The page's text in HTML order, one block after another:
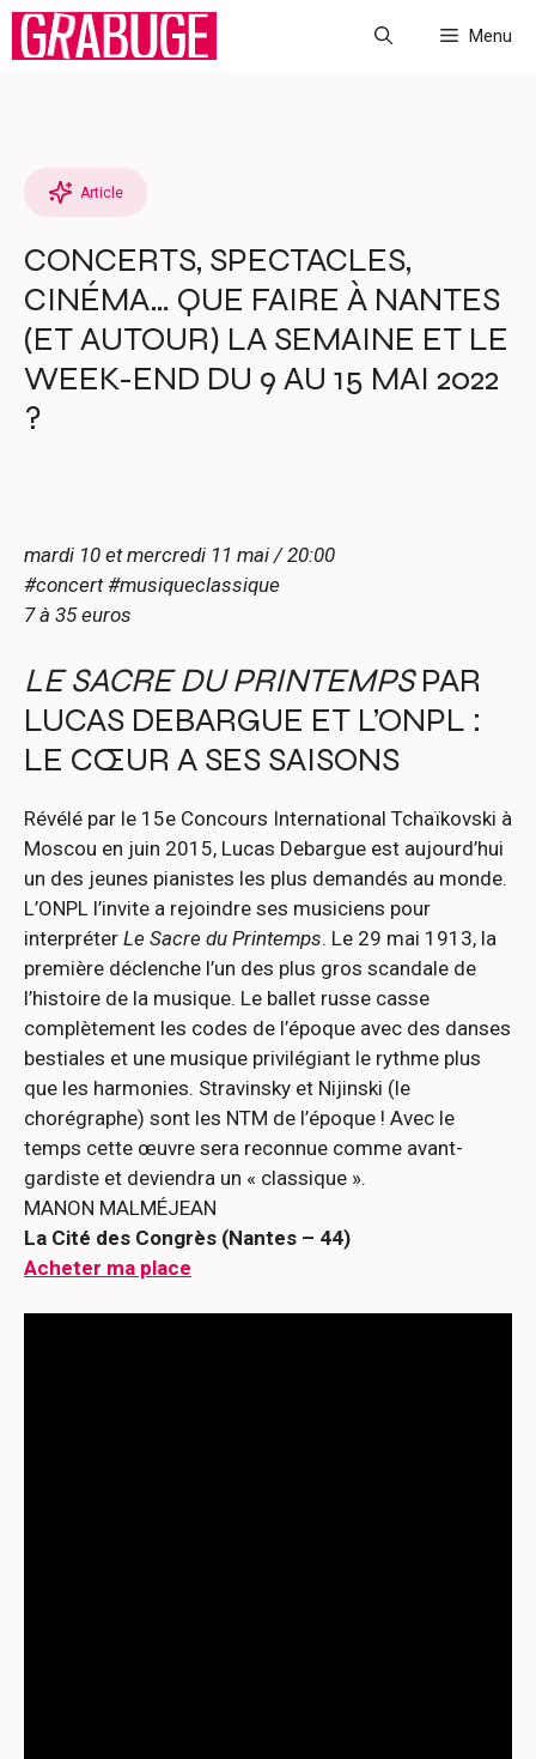
Aller
Menu
Article
CONCERTS, SPECTACLES,
CINÉMA… QUE FAIRE À NANTES
(ET AUTOUR) LA SEMAINE ET LE
WEEK-END DU 9 AU 15 MAI 2022
?
mardi 10 et mercredi 11 mai / 20:00
#concert #musiqueclassique
7 à 35 euros
LE SACRE DU PRINTEMPSPAR
LUCAS DEBARGUE ET L’ONPL :
LE CŒUR A SES SAISONS
Révélé par le 15e Concours International Tchaïkovski à
Moscou en juin 2015, Lucas Debargue est aujourd’hui
un des jeunes pianistes les plus demandés au monde.
L’ONPL l’invite a rejoindre ses musiciens pour
interpréter Le Sacre du Printemps. Le 29 mai 1913, la
première déclenche l’un des plus gros scandale de
l’histoire de la musique. Le ballet russe casse
complètement les codes de l’époque avec des danses
bestiales et une musique privilégiant le rythme plus
que les harmonies. Stravinsky et Nijinski (le
chorégraphe) sont les NTM de l’époque ! Avec le
temps cette œuvre sera reconnue comme avant-
gardiste et deviendra un « classique ».
MANON MALMÉJEAN
La Cité des Congrès (Nantes – 44)
Acheter ma place